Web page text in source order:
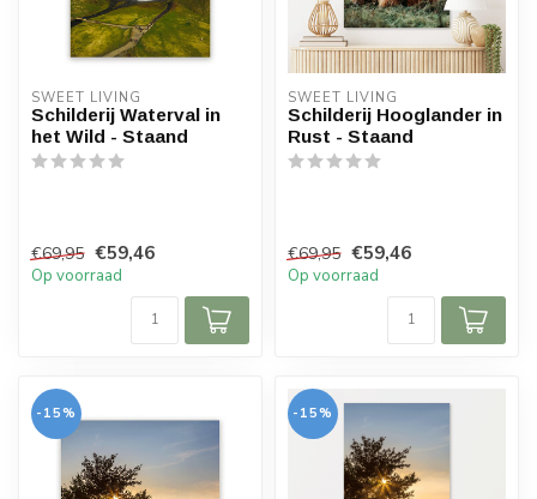
SWEET LIVING
Schilderij Waterval in
het Wild - Staand
€69,95 €59,46
Op voorraad
SWEET LIVING
Schilderij Hooglander in
Rust - Staand
€69,95 €59,46
Op voorraad
-15% -15%